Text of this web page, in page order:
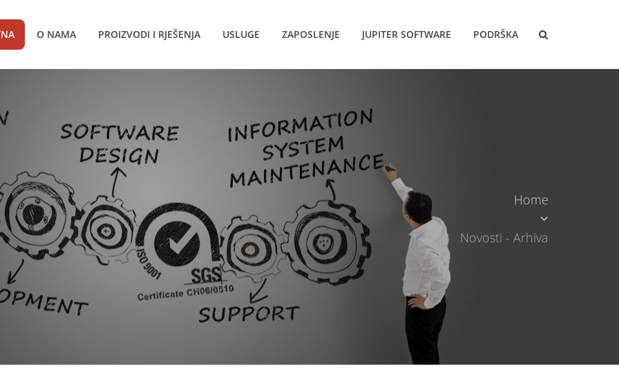
O NAMA PROIZVODI I RJEŠENJA USLUGE ZAPOSLENJE JUPITER SOFTWARE PODRŠKA
Home
Novosti - Arhiva